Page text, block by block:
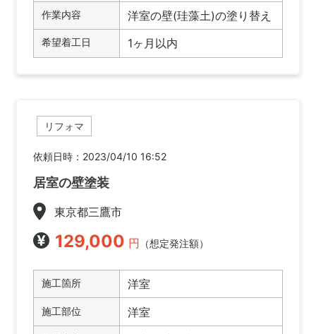
作業内容 洋室の壁(珪藻土)の塗り替え
希望着工日 1ヶ月以内
リフォマ
依頼日時：2023/04/10 16:52
居室の壁塗装
東京都三鷹市
129,000 円 （想定発注額）
施工箇所 洋室
施工部位 洋室